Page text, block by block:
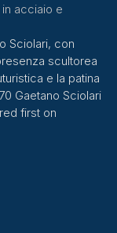
acciaio e
Sciolari, con
scultorea
e la patina
Gaetano Sciolari
first on